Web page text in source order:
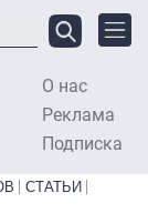
О нас
Реклама
Подписка
СТАТЬИ